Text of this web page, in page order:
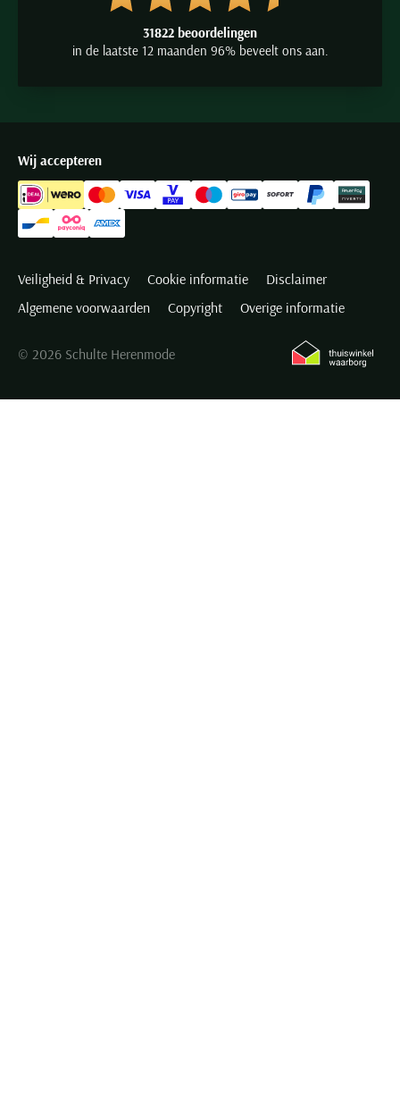
31822 beoordelingen
in de laatste 12 maanden 96% beveelt ons aan.
Wij accepteren
Veiligheid & Privacy Cookie informatie
Disclaimer
Algemene voorwaarden
Copyright Overige informatie
© 2026 Schulte Herenmode